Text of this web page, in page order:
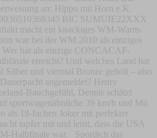
an: Hippo mit Horn e.K.
BIC SUMUIE22XXX
macht ein knackiges WM-Warm-
war bei der WM 2010 als einziges
Wer hat als einzige CONCACAF-
erreicht? Und welches Land hat
Silber und viermal Bronze geholt – also
angemeldet? Henry
Bauchgefühl, Dennis schätzt
sportwagenähnliche 39 km/h und Mü
als 18-fachen Joker mit perfekter
tapfer mit und lernt, dass die USA
Halbfinale war. Sportlich das